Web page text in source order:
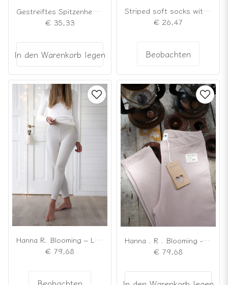
Gestreiftes Spitzenhemd Nr. 2 in Cremeweiß
€ 35,33
In den Warenkorb legen
Striped soft socks with high shaft
€ 26,47
Beobachten
Hanna R. Blooming – Lieblingsleggings „Meringue“
€ 79,68
Hanna . R . Blooming - Älsklingsleggings vintage rose
€ 79,68